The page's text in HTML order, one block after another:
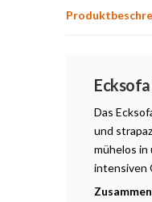
Das
und
mühelos in
intensiven